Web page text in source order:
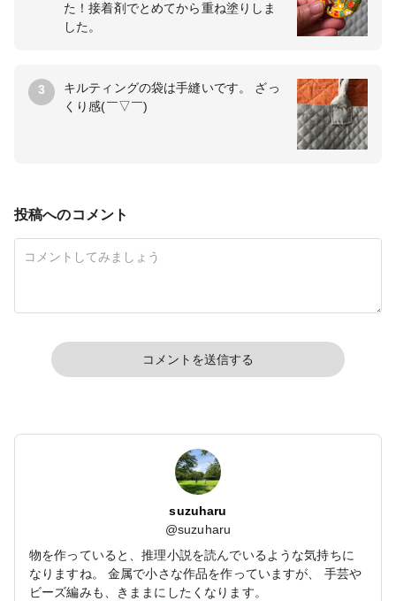
た！接着剤でとめてから重ね塗りしま
した。
3
キルティングの袋は手縫いです。 ざっ
くり感(￣▽￣)
投稿へのコメント
コメントを送信する
suzuharu
@suzuharu
物を作っていると、推理小説を読んでいるような気持ちに
なりますね。 金属で小さな作品を作っていますが、 手芸や
ビーズ編みも、きままにしたくなります。